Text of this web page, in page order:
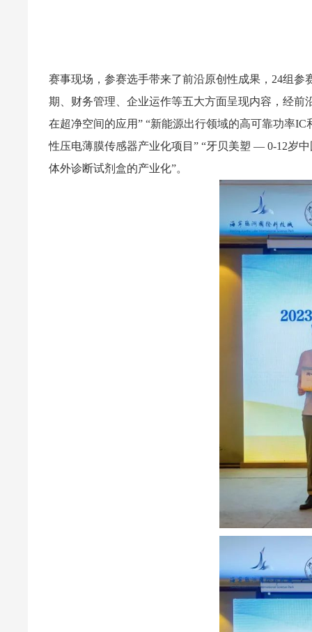
赛事现场，参赛选手带来了前沿原创性成果，24组
期、财务管理、企业运作等五大方面呈现内容，经
在超净空间的应用” “新能源出行领域的高可靠功率
性压电薄膜传感器产业化项目” “牙贝美塑 — 0-12岁
体外诊断试剂盒的产业化”。